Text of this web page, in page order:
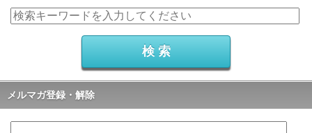
メルマガ登録・解除